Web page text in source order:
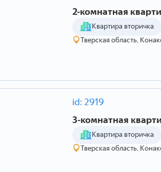
2-комнатная
Квартира вторичка
Тверская область,
id: 2919
3-комнатная
Квартира вторичка
Тверская область,